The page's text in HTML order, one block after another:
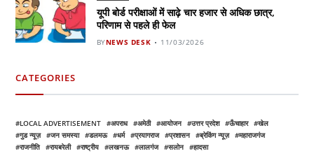
यूपी बोर्ड परीक्षाओं में साढ़े चार हजार से अधिक छात्र,
परिणाम से पहले ही फेल
BYNEWS DESK 11/03/2026
CATEGORIES
LOCAL ADVERTISEMENT अपराध अमेठी आयोजन उत्तर प्रदेश ऊँचाहार
खेल
गुड न्यूज़
जन समस्या डलमऊ धर्म प्रयागराज प्रशासन ब्रेकिंग न्यूज़
महाराजगंज
राजनीति
रायबरेली राष्ट्रीय लखनऊ लालगंज सलोन हादसा